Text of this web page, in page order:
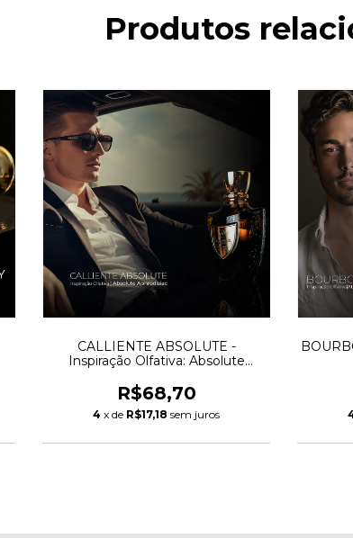
Produtos
CALLIENTE ABSOLUTE -
Inspiração Olfativa: Absolute
R$68,70
4 x de R$17,18 sem juros